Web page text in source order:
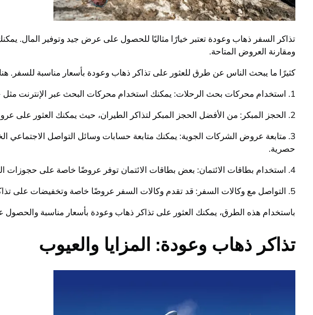
تذاكر السفر ذهاب وعودة تعتبر خيارًا مثاليًا للحصول على عرض جيد وتوفير المال.
ومقارنة العروض المتاحة.
كثيرًا ما يبحث الناس عن طرق للعثور على تذاكر ذهاب وعودة بأسعار مناسبة للسفر.
1. استخدام محركات بحث الرحلات: يمكنك استخدام محركات البحث عبر الإنترنت مثل جوجل فلايتس، سكاي سكانر، وموموندو لمقارنة أسعار التذاكر من عدة مواقع حجز مختلفة.
2. الحجز المبكر: من الأفضل الحجز المبكر لتذاكر الطيران، حيث يمكنك العثور على عروض مخفضة وأسعار مناسبة قبل تاريخ الرحلة بشهور.
3. متابعة عروض الشركات الجوية: يمكنك متابعة حسابات وسائل التواصل
حصرية.
4. استخدام بطاقات الائتمان: بعض بطاقات الائتمان توفر عروضًا خاصة على حجوزات السفر وتذاكر الطيران، لذا يمكنك الاستفادة من هذه العروض للحصول على أسعار منخفضة.
5. التواصل مع وكالات السفر: قد تقدم وكالات السفر عروضًا خاصة وتخفيضات على تذاكر الطيران بأسعار مناسبة.
باستخدام هذه الطرق، يمكنك العثور على تذاكر ذهاب وعودة بأسعار مناسبة
تذاكر ذهاب وعودة: المزايا والعيوب